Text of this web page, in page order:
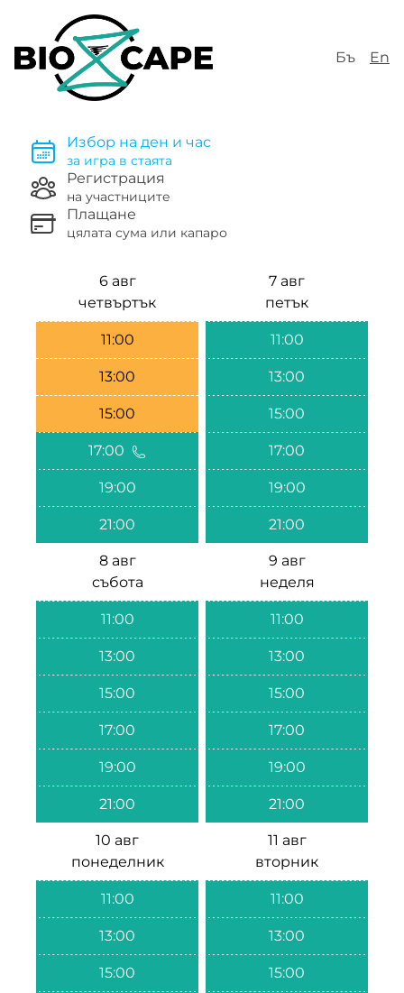
Бъ En
Избор на ден и час
за игра в стаята
Регистрация
на участниците
Плащане
цялата сума или капаро
6 авг
четвъртък
11:00
13:00
15:00
17:00
19:00
21:00
7 авг
петък
11:00
13:00
15:00
17:00
19:00
21:00
8 авг
събота
11:00
13:00
15:00
17:00
19:00
21:00
9 авг
неделя
11:00
13:00
15:00
17:00
19:00
21:00
10 авг
понеделник
11:00
13:00
15:00
11 авг
вторник
11:00
13:00
15:00